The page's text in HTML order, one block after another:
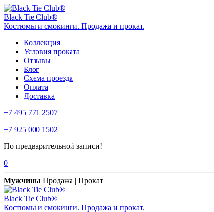
Black Tie Club®
Костюмы и смокинги. Продажа и прокат.
Коллекция
Условия проката
Отзывы
Блог
Схема проезда
Оплата
Доставка
+7 495 771 2507
+7 925 000 1502
По предварительной записи!
0
Мужчины Продажа | Прокат
Black Tie Club®
Костюмы и смокинги. Продажа и прокат.